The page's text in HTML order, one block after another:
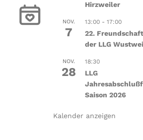
Hirzweiler
NOV.
7
13:00- 17:00
22.
der LLG
NOV.
28
18:30
LLG
Saison 2026
Kalender anzeigen